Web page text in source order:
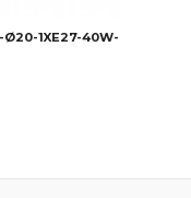
Ø20-1XE27-40W-